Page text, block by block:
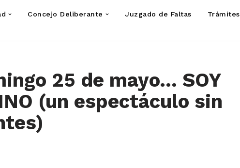
Concejo Deliberante Juzgado de Faltas Trámites
25 de mayo… SOY
(un espectáculo sin